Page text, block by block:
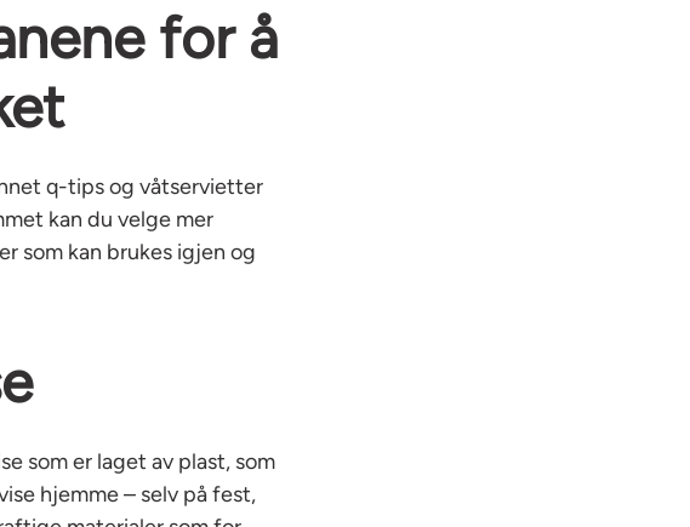
for å
q-tips og våtservietter
kan du velge mer
som kan brukes igjen og
som er laget av plast, som
hjemme – selv på fest,